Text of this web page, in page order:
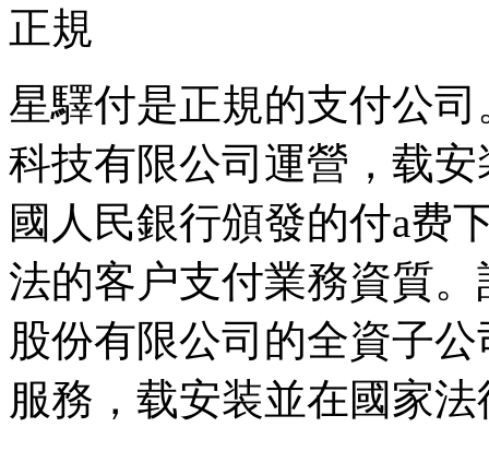
正規
星驛付是正規的支付公
科技有限公司運營，载
國人民銀行頒發的付a费
法的客户支付業務資質
股份有限公司的全資子
服務，载安装並在國家